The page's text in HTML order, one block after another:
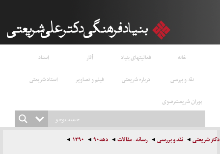
خانه فعالیتهای بنیاد آثار
اسناد
نقد و بررسی
درباره شریعتی فیلم و تصاویر
استاد شریعتی
پوران شریعت‌رضوی
دکتر شریعتی نقد و بررسی رسانه - مقالات دهه۹۰ ۱۳۹۰